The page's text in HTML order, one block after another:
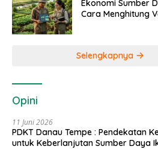
Ekonomi Sumber
Cara Menghitung
Selengkapnya
Opini
11 Juni 2026
PDKT Danau Tempe : Pendekatan
untuk Keberlanjutan Sumber Daya